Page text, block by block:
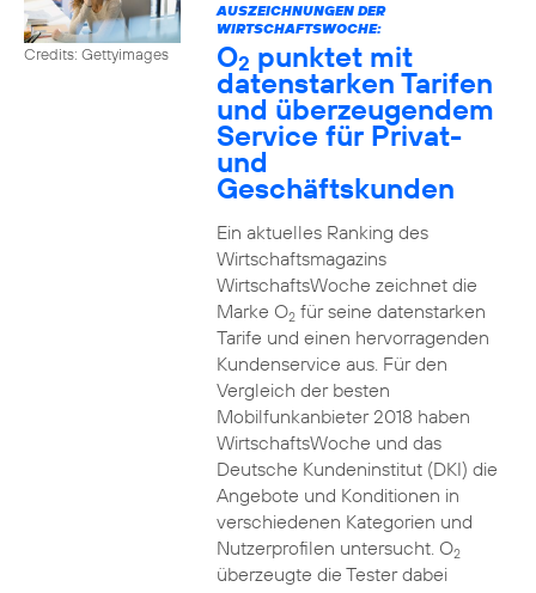
Credits: Gettyimages
AUSZEICHNUNGEN DER
WIRTSCHAFTSWOCHE:
O2 punktet mit
datenstarken Tarifen
und überzeugendem
Service für Privat-
und
Geschäftskunden
Ein aktuelles Ranking des
Wirtschaftsmagazins
WirtschaftsWoche zeichnet die
Marke O2für seine datenstarken
Tarife und einen hervorragenden
Kundenservice aus. Für den
Vergleich der besten
Mobilfunkanbieter 2018 haben
WirtschaftsWoche und das
Deutsche Kundeninstitut (DKI) die
Angebote und Konditionen in
verschiedenen Kategorien und
Nutzerprofilen untersucht. O2
überzeugte die Tester dabei